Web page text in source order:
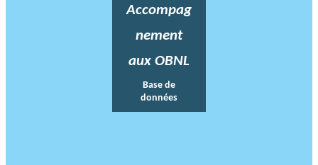
Accompag
nement
aux OBNL
Base de
données